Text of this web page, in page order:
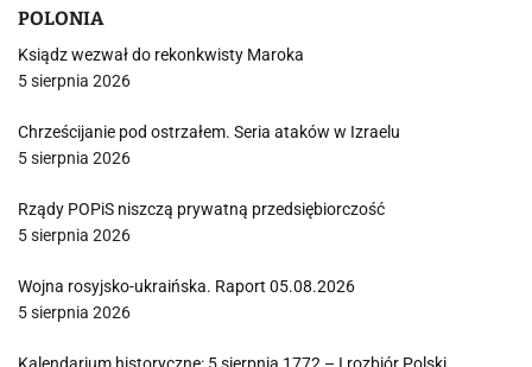
POLONIA
Ksiądz wezwał do rekonkwisty Maroka
5 sierpnia 2026
Chrześcijanie pod ostrzałem. Seria ataków w Izraelu
5 sierpnia 2026
Rządy POPiS niszczą prywatną przedsiębiorczość
5 sierpnia 2026
Wojna rosyjsko-ukraińska. Raport 05.08.2026
5 sierpnia 2026